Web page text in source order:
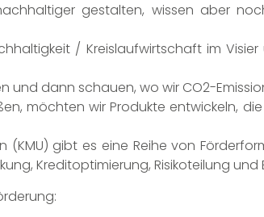
gestalten, wissen aber
/ Kreislaufwirtschaft im
und dann schauen, wo wir CO2-
möchten wir Produkte entwickeln,
(KMU) gibt es eine Reihe von
Kreditoptimierung, Risikoteilung und